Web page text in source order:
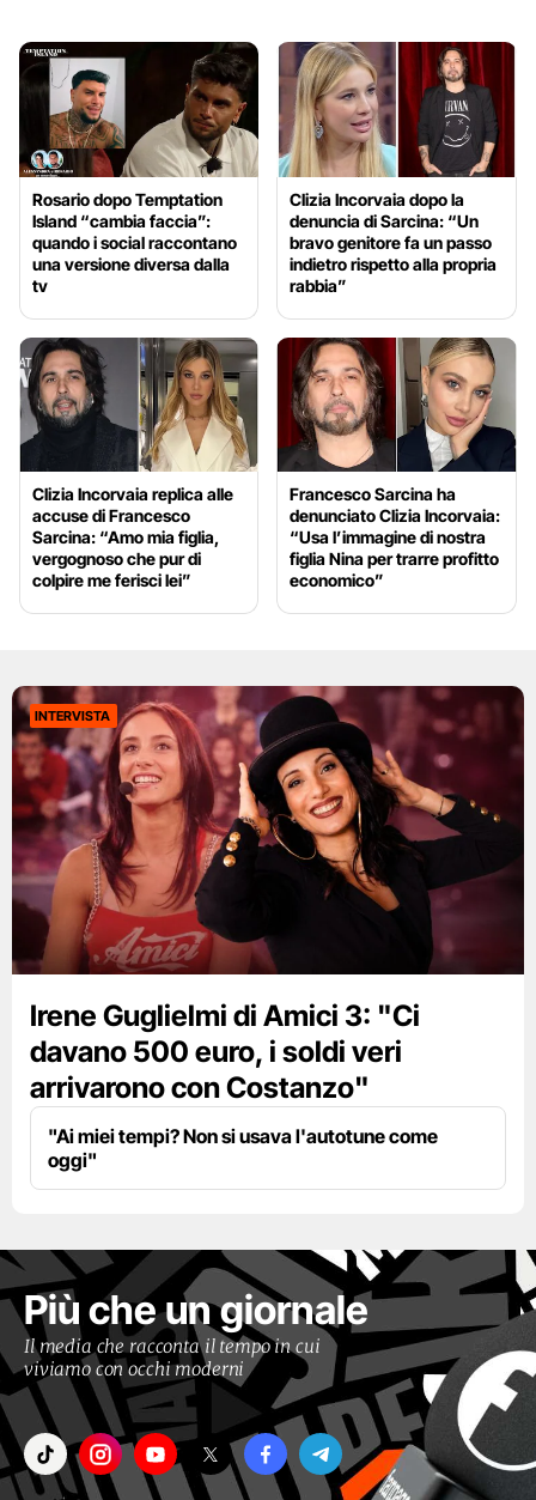
Rosario dopo Temptation
Island “cambia faccia”:
quando i social raccontano
una versione diversa dalla
tv
Clizia Incorvaia dopo la
denuncia di Sarcina: “Un
bravo genitore fa un passo
indietro rispetto alla propria
rabbia”
Clizia Incorvaia replica alle
accuse di Francesco
Sarcina: “Amo mia figlia,
vergognoso che pur di
colpire me ferisci lei”
Francesco Sarcina ha
denunciato Clizia Incorvaia:
“Usa l’immagine di nostra
figlia Nina per trarre profitto
economico”
INTERVISTA
Irene Guglielmi di Amici 3: "Ci
davano 500 euro, i soldi veri
arrivarono con Costanzo"
"Ai miei tempi? Non si usava l'autotune come
oggi"
Più che un giornale
Il media che racconta il tempo in cui
viviamo con occhi moderni